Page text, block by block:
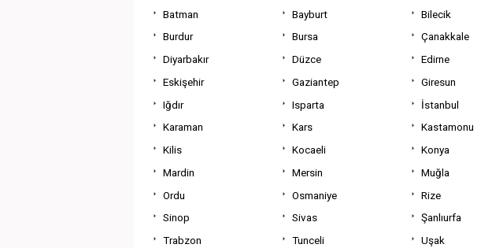
Batman
Bayburt Bilecik
Burdur
Bursa Çanakkale
Diyarbakır
Düzce Edirne
Eskişehir
Gaziantep Giresun
Iğdır
Isparta İstanbul
Karaman
Kars Kastamonu
Kilis
Kocaeli Konya
Mardin
Mersin Muğla
Ordu
Osmaniye Rize
Sinop
Sivas Şanlıurfa
Trabzon
Tunceli Uşak